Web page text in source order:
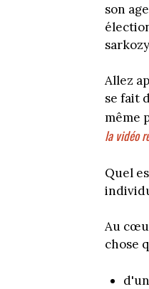
son
Allez
se fait
même
la vidéo
Quel
Au
chose